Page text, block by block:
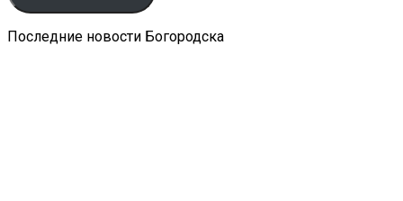
Последние новости Богородска